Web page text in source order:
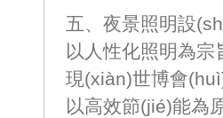
五、夜景照明設
以人性化照明為宗
現(xiàn)世博會
以高效節(jié)能為